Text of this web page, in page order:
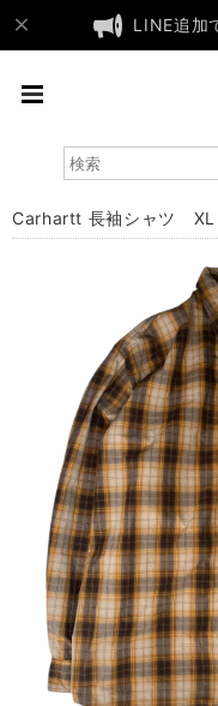
LINE追加
Carhartt 長袖シャツ XL